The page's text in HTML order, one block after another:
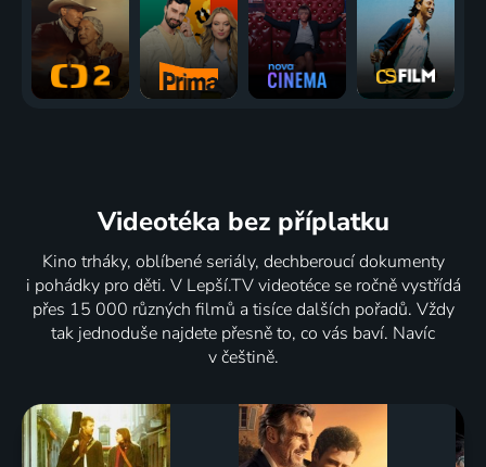
Videotéka bez příplatku
Kino trháky, oblíbené seriály, dechberoucí dokumenty
i pohádky pro děti. V Lepší.TV videotéce se ročně vystřídá
přes 15 000 různých filmů a tisíce dalších pořadů. Vždy
tak jednoduše najdete přesně to, co vás baví. Navíc
v češtině.